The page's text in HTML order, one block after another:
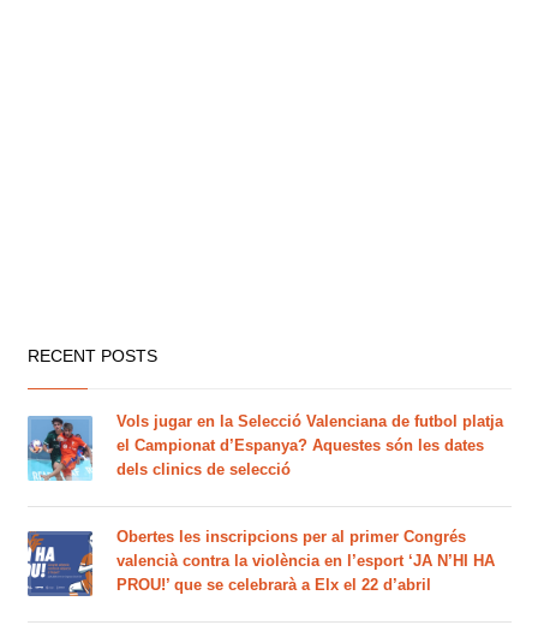
RECENT POSTS
Vols jugar en la Selecció Valenciana de futbol platja
el Campionat d’Espanya? Aquestes són les dates
dels clinics de selecció
Obertes les inscripcions per al primer Congrés
valencià contra la violència en l’esport ‘JA N’HI HA
PROU!’ que se celebrarà a Elx el 22 d’abril